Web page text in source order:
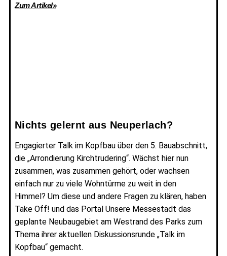
Zum Artikel»
Nichts gelernt aus Neuperlach?
Engagierter Talk im Kopfbau über den 5. Bauabschnitt,
die „Arrondierung Kirchtrudering“. Wächst hier nun
zusammen, was zusammen gehört, oder wachsen
einfach nur zu viele Wohntürme zu weit in den
Himmel? Um diese und andere Fragen zu klären, haben
Take Off! und das Portal Unsere Messestadt das
geplante Neubaugebiet am Westrand des Parks zum
Thema ihrer aktuellen Diskussionsrunde „Talk im
Kopfbau“ gemacht.